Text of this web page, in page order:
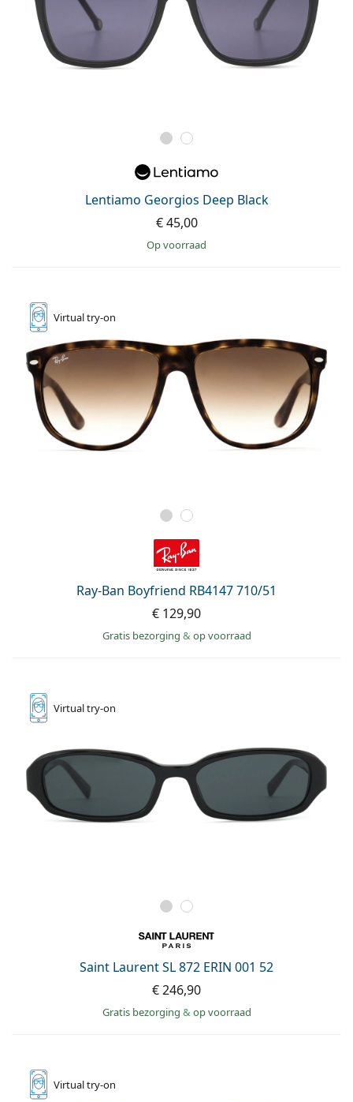
Lentiamo Georgios Deep Black
€ 45,00
op voorraad
Virtualtry-on
Ray-Ban Boyfriend RB4147 710/51
€ 129,90
Gratis bezorging & op voorraad
Virtualtry-on
Saint Laurent SL 872 ERIN 001 52
€ 246,90
Gratis bezorging & op voorraad
Virtualtry-on